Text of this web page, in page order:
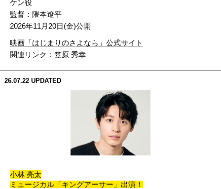
ケン役
監督：隈本遼平
2026年11月20日(金)公開
映画「はじまりのさよなら」公式サイト
関連リンク： 笠原 秀幸
26.07.22 UPDATED
小林 亮太
ミュージカル「キングアーサー」出演！